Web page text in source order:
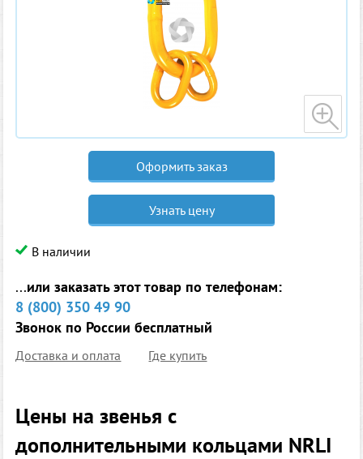
Оформить заказ
Узнать цену
В наличии
...или заказать этот товар по телефонам:
8 (800) 350 49 90
Звонок по России бесплатный
Доставка и оплата Где купить
Цены на звенья с
дополнительными кольцами NRLI